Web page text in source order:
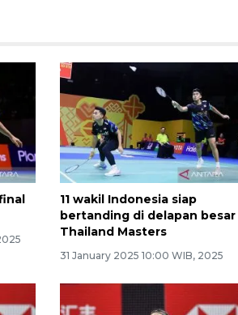
11 wakil Indonesia siap
bertanding di delapan besar
Thailand Masters
31 January 2025 10:00 WIB, 2025